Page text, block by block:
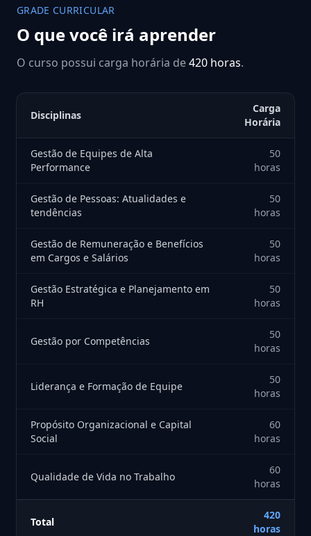
GRADE CURRICULAR
O que você irá aprender
O curso possui carga horária de420 horas.
Disciplinas
Carga
Horária
Gestão de Equipes de Alta
Performance
50
horas
Gestão de Pessoas: Atualidades e
tendências
50
horas
Gestão de Remuneração e Benefícios
em Cargos e Salários
50
horas
Gestão Estratégica e Planejamento em
RH
50
horas
Gestão por Competências
50
horas
Liderança e Formação de Equipe
50
horas
Propósito Organizacional e Capital
Social
60
horas
Qualidade de Vida no Trabalho
60
horas
Total
420
horas